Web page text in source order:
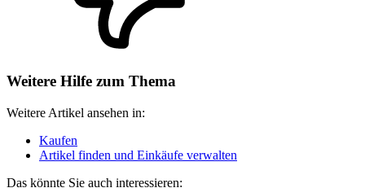
Weitere Hilfe zum Thema
Weitere Artikel ansehen in:
Kaufen
Artikel finden und Einkäufe verwalten
Das könnte Sie auch interessieren: